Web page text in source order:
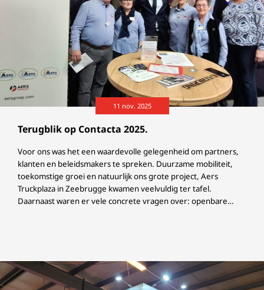
Terugblik op Contacta 2025.
11 nov. 2025
Voor ons was het een waardevolle gelegenheid om partners,
klanten en beleidsmakers te spreken. Duurzame mobiliteit,
toekomstige groei en natuurlijk ons grote project, Aers
Truckplaza in Zeebrugge kwamen veelvuldig ter tafel.
Daarnaast waren er vele concrete vragen over: openbare